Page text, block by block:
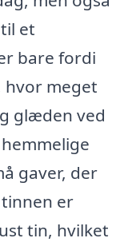
et
bare fordi
hvor meget
glæden ved
gaver, der
er
tin, hvilket